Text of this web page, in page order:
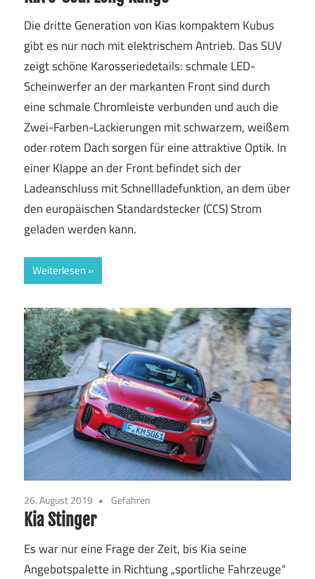
Die dritte Generation von Kias kompaktem Kubus
gibt es nur noch mit elektrischem Antrieb. Das SUV
zeigt schöne Karosseriedetails: schmale LED-
Scheinwerfer an der markanten Front sind durch
eine schmale Chromleiste verbunden und auch die
Zwei-Farben-Lackierungen mit schwarzem, weißem
oder rotem Dach sorgen für eine attraktive Optik. In
einer Klappe an der Front befindet sich der
Ladeanschluss mit Schnellladefunktion, an dem über
den europäischen Standardstecker (CCS) Strom
geladen werden kann.
Weiterlesen
26. August 2019 Gefahren
Kia Stinger
Es war nur eine Frage der Zeit, bis Kia seine
Angebotspalette in Richtung „sportliche Fahrzeuge“